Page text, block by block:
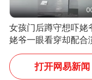
女孩门后蹲守想吓姥
姥爷一眼看穿却配合
网友：姥爷的演技我
分
打开网易新